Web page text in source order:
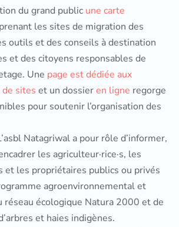
du grand public une carte
les sites de migration des
outils et des conseils à destination
et des citoyens responsables de
Une page est dédiée aux
sites et un dossieren ligne regorge
pour soutenir l’organisation des
Natagriwal a pour rôle d’informer,
les agriculteur·rice·s, les
et les propriétaires publics ou privés
agroenvironnemental et
réseau écologique Natura 2000 et de
et haies indigènes.